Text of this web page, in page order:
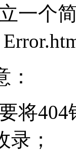
个简
404
录；